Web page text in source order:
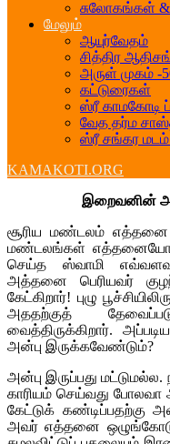
சுலோகங்கள்
மேலும்
ஆயுர்வேதம்
சித்திர
அருள் முகம் -
கட்டுரைகள்
ஸ்ரீ காமகோடி
வேத தர்ம
ஸ்ரீ சங்கர
KAMAKOTI.ORG
இறைவனின்
சூரிய மண்டலம் எத்தனை
மண்டலங்கள் எத்தனையோ
செய்த ஸ்வாமி
அத்தனை பெரியவர்
கேட்கிறார்! புழு
அததற்குத்
வைத்திருக்கிறார்.
அன்பு இருக்கவேண்டும்?
அன்பு இருப்பது மட்டுமல்ல.
காரியம் செய்வது போலவா
கேட்டுக் கண்டிப்பதற்கு
அவர் எத்தனை